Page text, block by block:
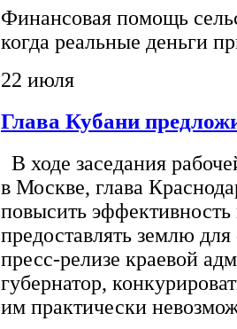
Финансовая помощь
когда реальные деньги
22 июля
Глава Кубани
В ходе заседания
в Москве, глава
повысить эффективность
предоставлять землю
пресс-релизе краевой
губернатор,
им практически